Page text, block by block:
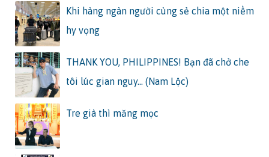
Khi hàng ngàn người cùng sẻ chia một niềm
hy vọng
THANK YOU, PHILIPPINES! Bạn đã chở che
tôi lúc gian nguy… (Nam Lộc)
Tre già thì măng mọc